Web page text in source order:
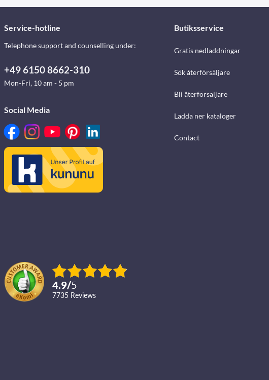
Service-hotline
Telephone support and counselling under:
+49 6150 8662-310
Mon-Fri, 10 am - 5 pm
Social Media
4.9/5
7735 reviews
Butiksservice
Gratis nedladdningar
Sök återförsäljare
Bli återförsäljare
Ladda ner kataloger
Contact